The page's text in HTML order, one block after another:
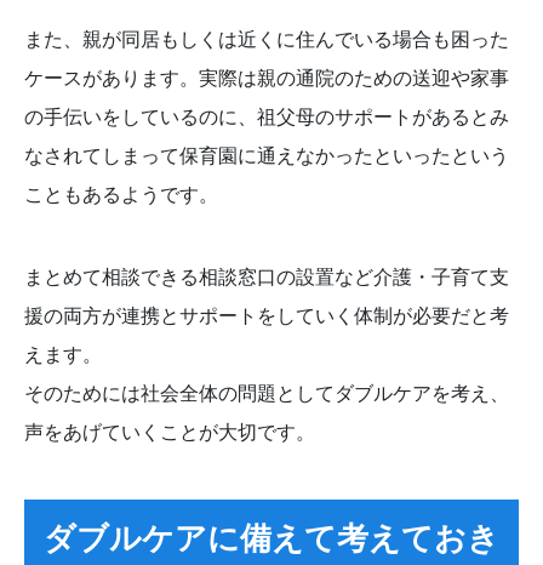
また、親が同居もしくは近くに住んでいる場合も困った
ケースがあります。実際は親の通院のための送迎や家事
の手伝いをしているのに、祖父母のサポートがあるとみ
なされてしまって保育園に通えなかったといったという
こともあるようです。
まとめて相談できる相談窓口の設置など介護・子育て支
援の両方が連携とサポートをしていく体制が必要だと考
えます。
そのためには社会全体の問題としてダブルケアを考え、
声をあげていくことが大切です。
ダブルケアに備えて考えておき